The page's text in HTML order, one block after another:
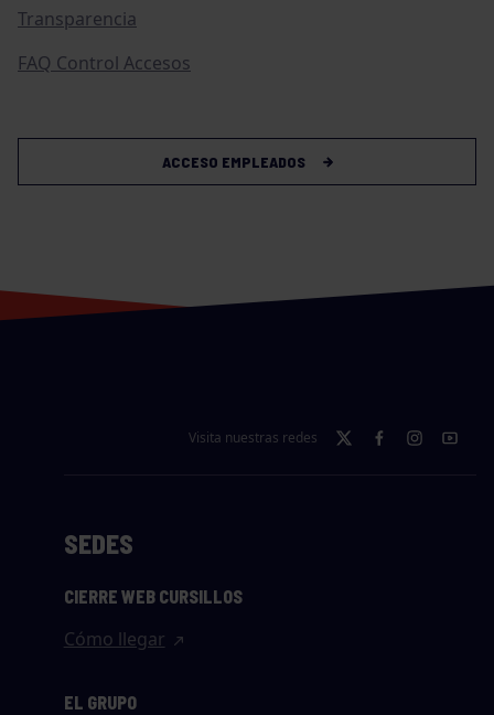
Transparencia
FAQ Control Accesos
ACCESO EMPLEADOS
Visita nuestras redes
SEDES
CIERRE WEB CURSILLOS
Cómo llegar
EL GRUPO